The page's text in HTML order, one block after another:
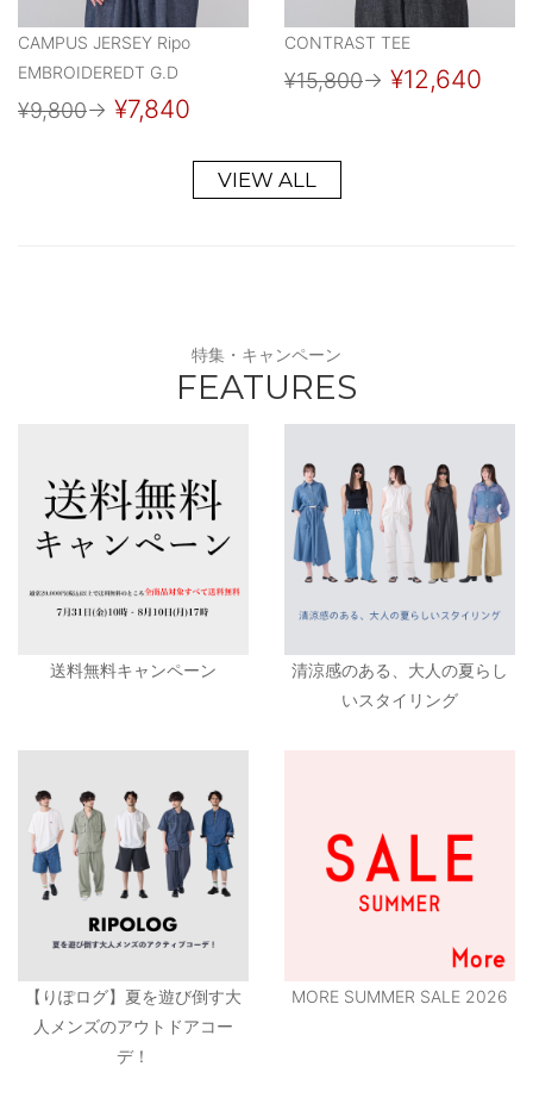
CAMPUS JERSEY Ripo
EMBROIDEREDT G.D
¥9,800→ ¥7,840
CONTRAST TEE
¥15,800→ ¥12,640
VIEW ALL
特集・キャンペーン
FEATURES
送料無料キャンペーン
清涼感のある、大人の夏らし
いスタイリング
【りぽログ】夏を遊び倒す大
人メンズのアウトドアコー
デ！
MORE SUMMER SALE 2026